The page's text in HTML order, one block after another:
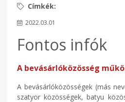
2022.03.01
Fontos infók
A bevásárlóközösség
A bevásárlóközösségek (más
szatyor közösségek, batyu